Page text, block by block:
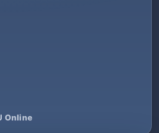
Online